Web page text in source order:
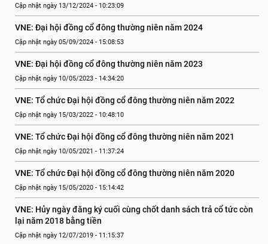
Cập nhật ngày 13/12/2024 - 10:23:09
VNE: Đại hội đồng cổ đông thường niên năm 2024
Cập nhật ngày 05/09/2024 - 15:08:53
VNE: Đại hội đồng cổ đông thường niên năm 2023
Cập nhật ngày 10/05/2023 - 14:34:20
VNE: Tổ chức Đại hội đồng cổ đông thường niên năm 2022
Cập nhật ngày 15/03/2022 - 10:48:10
VNE: Tổ chức Đại hội đồng cổ đông thường niên năm 2021
Cập nhật ngày 10/05/2021 - 11:37:24
VNE: Tổ chức Đại hội đồng cổ đông thường niên năm 2020
Cập nhật ngày 15/05/2020 - 15:14:42
VNE: Hủy ngày đăng ký cuối cùng chốt danh sách trả cổ tức còn
lại năm 2018 bằng tiền
Cập nhật ngày 12/07/2019 - 11:15:37